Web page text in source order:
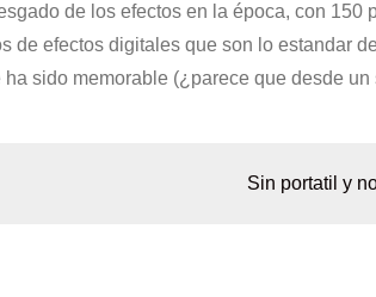
de los efectos en la época, con 150
de efectos digitales que son lo estandar
sido memorable (¿parece que desde
Sin portatil y